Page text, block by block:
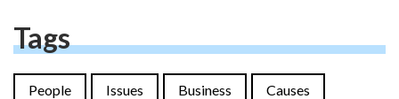
Tags
People Issues Business Causes